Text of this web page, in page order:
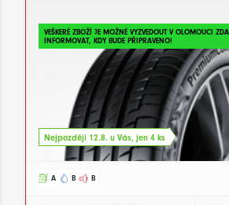
VEŠKERÉ ZBOŽÍ JE MOŽNÉ VYZVEDOUT V OLOMOUCI
INFORMOVAT, KDY BUDE PŘIPRAVENO!
Nejpozději 12.8. u Vás, jen 4 ks
A B B